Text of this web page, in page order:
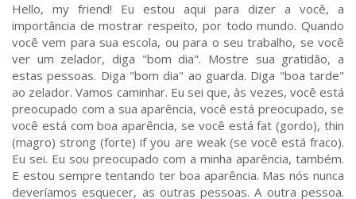
Hello, my friend! Eu estou aqui para dizer a você, a
importância de mostrar respeito, por todo mundo. Quando
você vem para sua escola, ou para o seu trabalho, se você
ver um zelador, diga "bom dia". Mostre sua gratidão, a
estas pessoas. Diga "bom dia" ao guarda. Diga "boa tarde"
ao zelador. Vamos caminhar. Eu sei que, às vezes, você está
preocupado com a sua aparência, você está preocupado, se
você está com boa aparência, se você está fat (gordo), thin
(magro) strong (forte) if you are weak (se você está fraco).
Eu sei. Eu sou preocupado com a minha aparência, também.
E estou sempre tentando ter boa aparência. Mas nós nunca
deveríamos esquecer, as outras pessoas. A outra pessoa.